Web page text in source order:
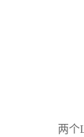
两个